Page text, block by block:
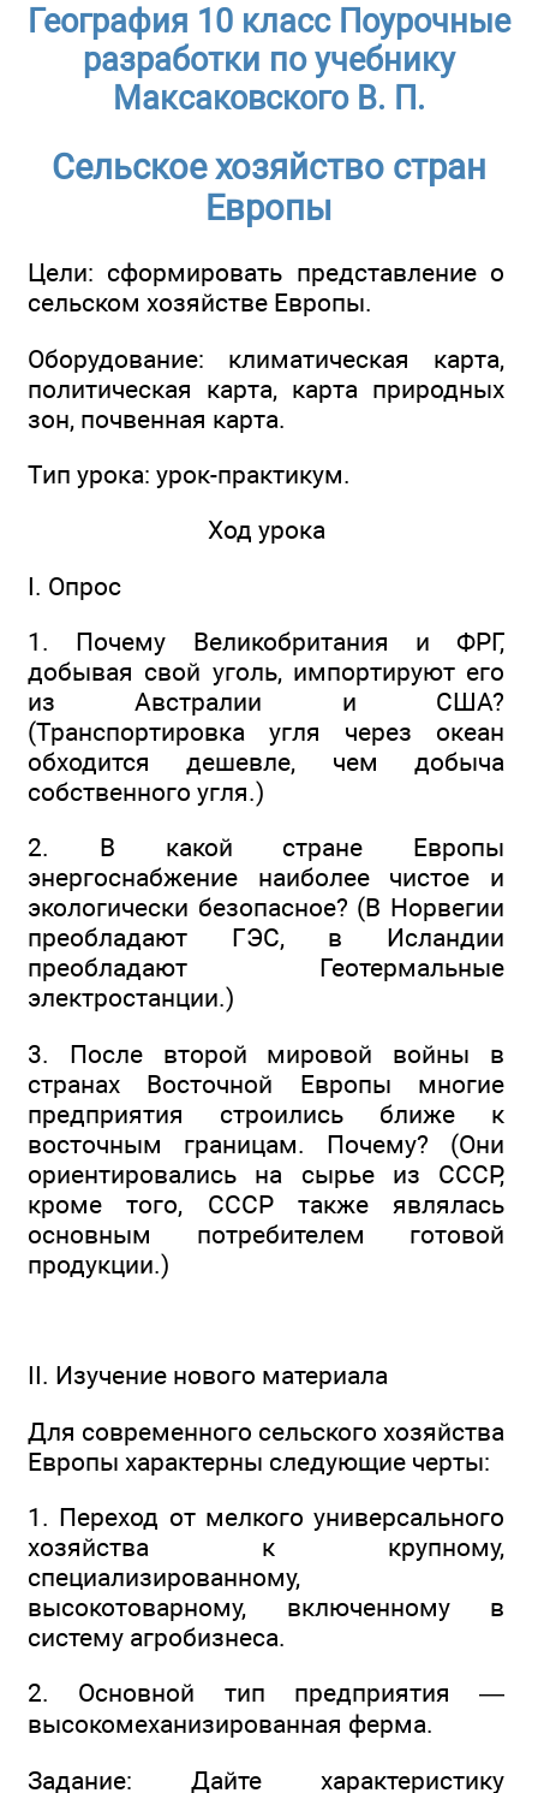
География 10 класс Поурочные
разработки по учебнику
Максаковского В. П.
Сельское хозяйство стран
Европы
Цели: сформировать представление о
сельском хозяйстве Европы.
Оборудование: климатическая карта,
политическая карта, карта природных
зон, почвенная карта.
Тип урока: урок-практикум.
Ход урока
I. Опрос
1. Почему Великобритания и ФРГ,
добывая свой уголь, импортируют его
из Австралии и США?
(Транспортировка угля через океан
обходится дешевле, чем добыча
собственного угля.)
2. В какой стране Европы
энергоснабжение наиболее чистое и
экологически безопасное? (В Норвегии
преобладают ГЭС, в Исландии
преобладают Геотермальные
электростанции.)
3. После второй мировой войны в
странах Восточной Европы многие
предприятия строились ближе к
восточным границам. Почему? (Они
ориентировались на сырье из СССР,
кроме того, СССР также являлась
основным потребителем готовой
продукции.)
II. Изучение нового материала
Для современного сельского хозяйства
Европы характерны следующие черты:
1. Переход от мелкого универсального
хозяйства к крупному,
специализированному,
высокотоварному, включенному в
систему агробизнеса.
2. Основной тип предприятия —
высокомеханизированная ферма.
Задание: Дайте характеристику